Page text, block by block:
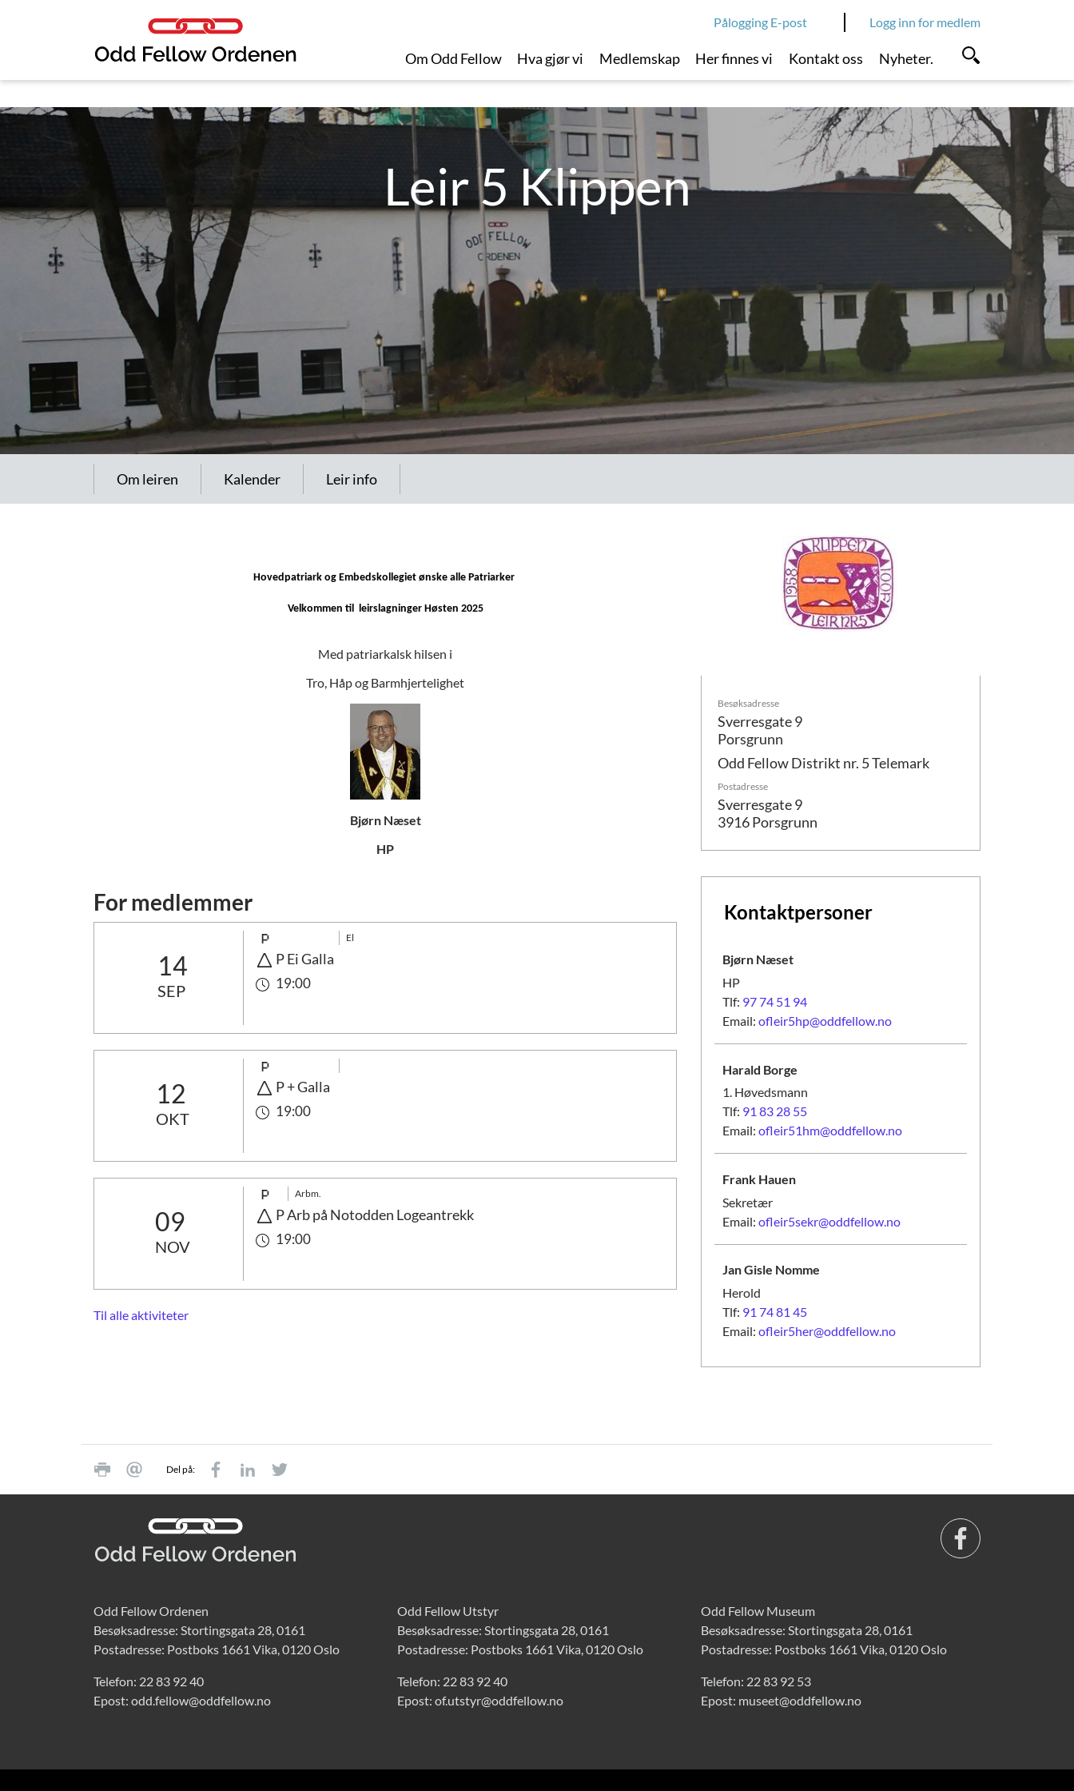
Logg inn for medlem
Pålogging E-post
Om Odd Fellow Hva gjør vi Medlemskap Her finnes vi Kontakt oss Nyheter.
Leir 5 Klippen
Om leiren Kalender Leir info
Hovedpatriark og Embedskollegiet ønske alle Patriarker
Velkommen til leirslagninger Høsten 2025
Med patriarkalsk hilsen i
Tro, Håp og Barmhjertelighet
Bjørn Næset
HP
For medlemmer
14
SEP
El
P Ei Galla
19:00
12
OKT
P + Galla
19:00
09
NOV
Arbm.
P Arb på Notodden Logeantrekk
19:00
Til alle aktiviteter
Besøksadresse
Sverresgate 9
Porsgrunn
Odd Fellow Distrikt nr. 5 Telemark
Postadresse
Sverresgate 9
3916 Porsgrunn
Kontaktpersoner
Bjørn Næset
HP
Tlf: 97 74 51 94
Email: ofleir5hp@oddfellow.no
Harald Borge
1. Høvedsmann
Tlf: 91 83 28 55
Email: ofleir51hm@oddfellow.no
Frank Hauen
Sekretær
Email: ofleir5sekr@oddfellow.no
Jan Gisle Nomme
Herold
Tlf: 91 74 81 45
Email: ofleir5her@oddfellow.no
Del på:
Odd Fellow Ordenen
Besøksadresse: Stortingsgata 28, 0161
Postadresse: Postboks 1661 Vika, 0120 Oslo
Telefon: 22 83 92 40
Epost: odd.fellow@oddfellow.no
Odd Fellow Utstyr
Besøksadresse: Stortingsgata 28, 0161
Postadresse: Postboks 1661 Vika, 0120 Oslo
Telefon: 22 83 92 40
Epost: of.utstyr@oddfellow.no
Odd Fellow Museum
Besøksadresse: Stortingsgata 28, 0161
Postadresse: Postboks 1661 Vika, 0120 Oslo
Telefon: 22 83 92 53
Epost: museet@oddfellow.no